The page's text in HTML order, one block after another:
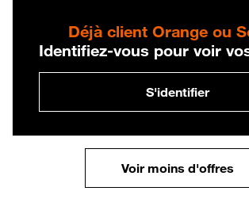
Déjà client Orange ou
Identifiez-vous pour voir
S'identifier
Voir moins d'offres